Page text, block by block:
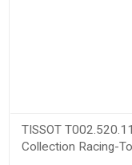
TISSOT
Collection Racing-